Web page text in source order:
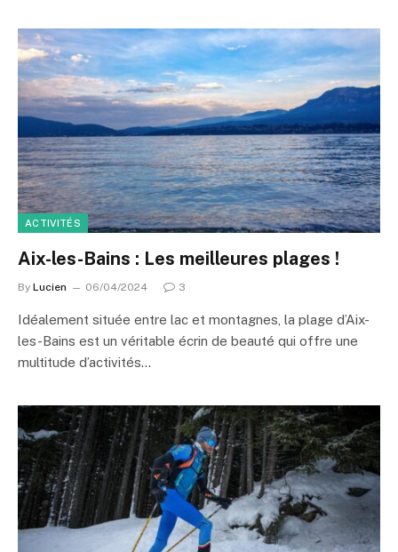
ACTIVITÉS
Aix-les-Bains : Les meilleures plages !
By Lucien 06/04/2024 3
Idéalement située entre lac et montagnes, la plage d’Aix-
les-Bains est un véritable écrin de beauté qui offre une
multitude d’activités…